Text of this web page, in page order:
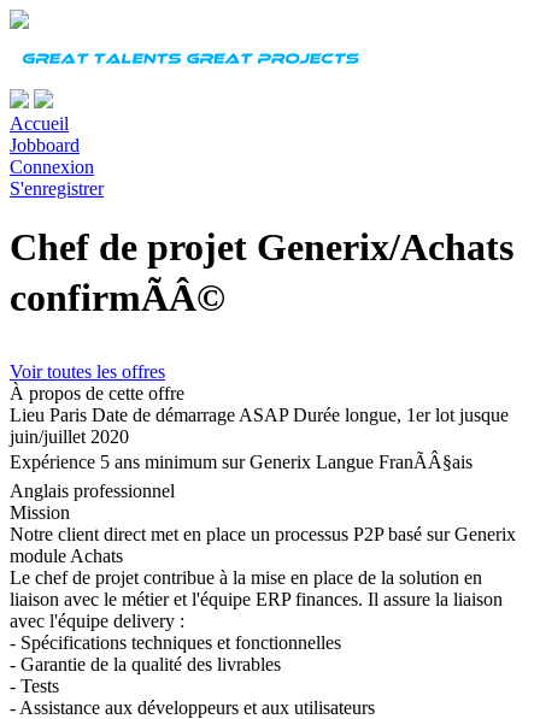
Accueil
Jobboard
Connexion
S'enregistrer
Chef de projet Generix/Achats
confirmÃÂ©
Voir toutes les offres
À propos de cette offre
Lieu Paris Date de démarrage ASAPDurée longue, 1er lot jusque
juin/juillet 2020
Expérience 5 ans minimum sur Generix Langue FranÃÂ§ais
Anglais professionnel
Mission
Notre client direct met en place un processus P2P basé sur Generix
module Achats
Le chef de projet contribue à la mise en place de la solution en
liaison avec le métier et l'équipe ERP finances. Il assure la liaison
avec l'équipe delivery :
- Spécifications techniques et fonctionnelles
- Garantie de la qualité des livrables
- Tests
- Assistance aux développeurs et aux utilisateurs